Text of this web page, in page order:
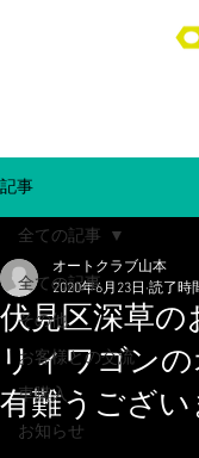
オートクラブ山本/
記事
全ての記事
その他
お客様との交流
車購入
お知らせ
全ての記事
伏見区深草の
リィワゴン
有難うござい
オートクラブ山本
2020年6月23日 読了時